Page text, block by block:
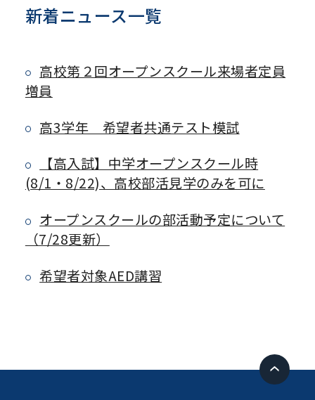
新着ニュース一覧
高校第２回オープンスクール来場者定員
増員
高3学年 希望者共通テスト模試
【高入試】中学オープンスクール時
(8/1・8/22)、高校部活見学のみを可に
オープンスクールの部活動予定について
（7/28更新）
希望者対象AED講習